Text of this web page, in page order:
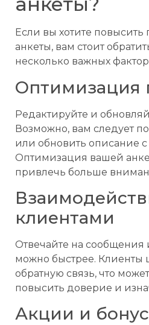
Если вы хотите повысить
анкеты, вам стоит
несколько важных
Оптимизация
Редактируйте и
Возможно, вам следует
или обновить описание
Оптимизация вашей
привлечь больше
клиентами
Отвечайте на
можно быстрее. Клиенты
обратную связь, что
повысить доверие и
Акции и